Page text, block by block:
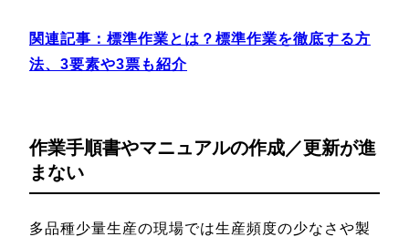
関連記事： 標準作業とは？標準作業を徹底する方
法、3要素や3票も紹介
作業手順書やマニュアルの作成／更新が進
まない
多品種少量生産の現場では生産頻度の少なさや製